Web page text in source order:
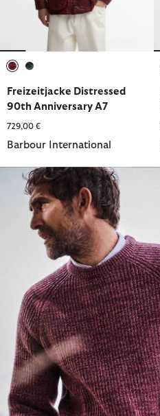
Freizeitjacke Distressed
90th Anniversary A7
729,00 €
Barbour International